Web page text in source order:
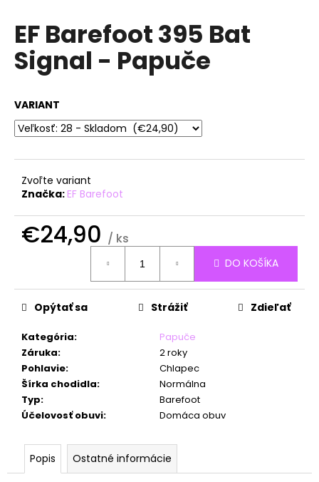
EF Barefoot 395 Bat
Signal - Papuče
VARIANT
Zvoľte variant
Značka:EF Barefoot
€24,90 / ks
DO KOŠÍKA
Kategória:
Papuče
Záruka:
2 roky
Pohlavie:
Chlapec
Šírka chodidla:
Normálna
Typ:
Barefoot
Účelovosť obuvi: Domáca obuv
Opýtať sa Strážiť Zdieľať
Popis Ostatné informácie
j
s
ť
O
d
r
ú
a
m
e